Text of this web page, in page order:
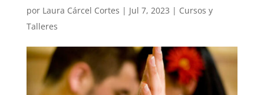
por Laura Cárcel Cortes | Jul 7, 2023 | Cursos y
Talleres